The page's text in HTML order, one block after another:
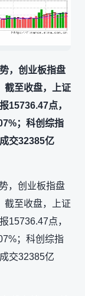
，创业板指盘
截至收盘，上证
15736.47点，
；科创综指
交32385亿
，创业板指盘
截至收盘，上证
15736.47点，
；科创综指
交32385亿